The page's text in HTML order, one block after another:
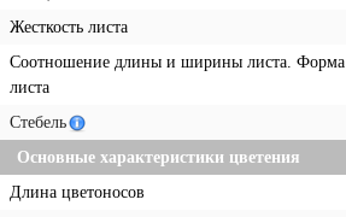
Жесткость листа
Соотношение длины и ширины листа. Форма
листа
Стебель
Основные характеристики цветения
Длина цветоносов